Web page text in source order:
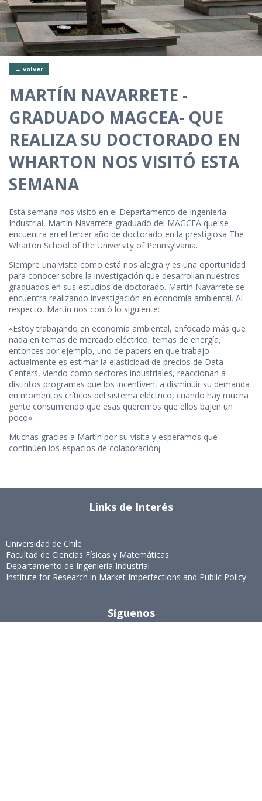
← volver
MARTÍN NAVARRETE -
GRADUADO MAGCEA- QUE
REALIZA SU DOCTORADO EN
WHARTON NOS VISITÓ ESTA
SEMANA
Esta semana nos visitó en el Departamento de Ingeniería
Industrial, Martín Navarrete graduado del MAGCEA que se
encuentra en el tercer año de doctorado en la prestigiosa The
Wharton School of the University of Pennsylvania.
Siempre una visita como está nos alegra y es una oportunidad
para conocer sobre la investigación que desarrollan nuestros
graduados en sus estudios de doctorado. Martín Navarrete se
encuentra realizando investigación en economía ambiental. Al
respecto, Martín nos contó lo siguiente:
«Estoy trabajando en economía ambiental, enfocado más que
nada en temas de mercado eléctrico, temas de energía,
entonces por ejemplo, uno de papers en que trabajo
actualmente es estimar la elasticidad de precios de Data
Centers, viendo como sectores industriales, reaccionan a
distintos programas que los incentiven, a disminuir su demanda
en momentos críticos del sistema eléctrico, cuando hay mucha
gente consumiendo que esas queremos que ellos bajen un
poco».
Muchas gracias a Martín por su visita y esperamos que
continúen los espacios de colaboración¡
Links de Interés
Universidad de Chile
Facultad de Ciencias Físicas y Matemáticas
Departamento de Ingeniería Industrial
Institute for Research in Market Imperfections and Public Policy
Síguenos